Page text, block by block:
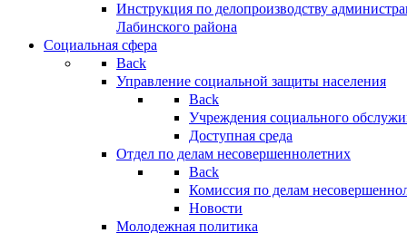
Инструкция по делопроизводству
Лабинского района
Социальная сфера
Back
Управление социальной защиты населения
Back
Учреждения социального
Доступная среда
Отдел по делам несовершеннолетних
Back
Комиссия по делам
Новости
Молодежная политика